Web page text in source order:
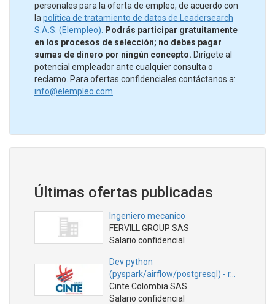
personales para la oferta de empleo, de acuerdo con
la política de tratamiento de datos de Leadersearch
S.A.S. (Elempleo).
Podrás participar gratuitamente
en los procesos de selección; no debes pagar
sumas de dinero por ningún concepto. Dirígete al
potencial empleador ante cualquier consulta o
reclamo. Para ofertas confidenciales contáctanos a:
info@elempleo.com
Últimas ofertas publicadas
Ingeniero mecanico
FERVILL GROUP SAS
Salario confidencial
Dev python
(pyspark/airflow/postgresql) - r…
Cinte Colombia SAS
Salario confidencial